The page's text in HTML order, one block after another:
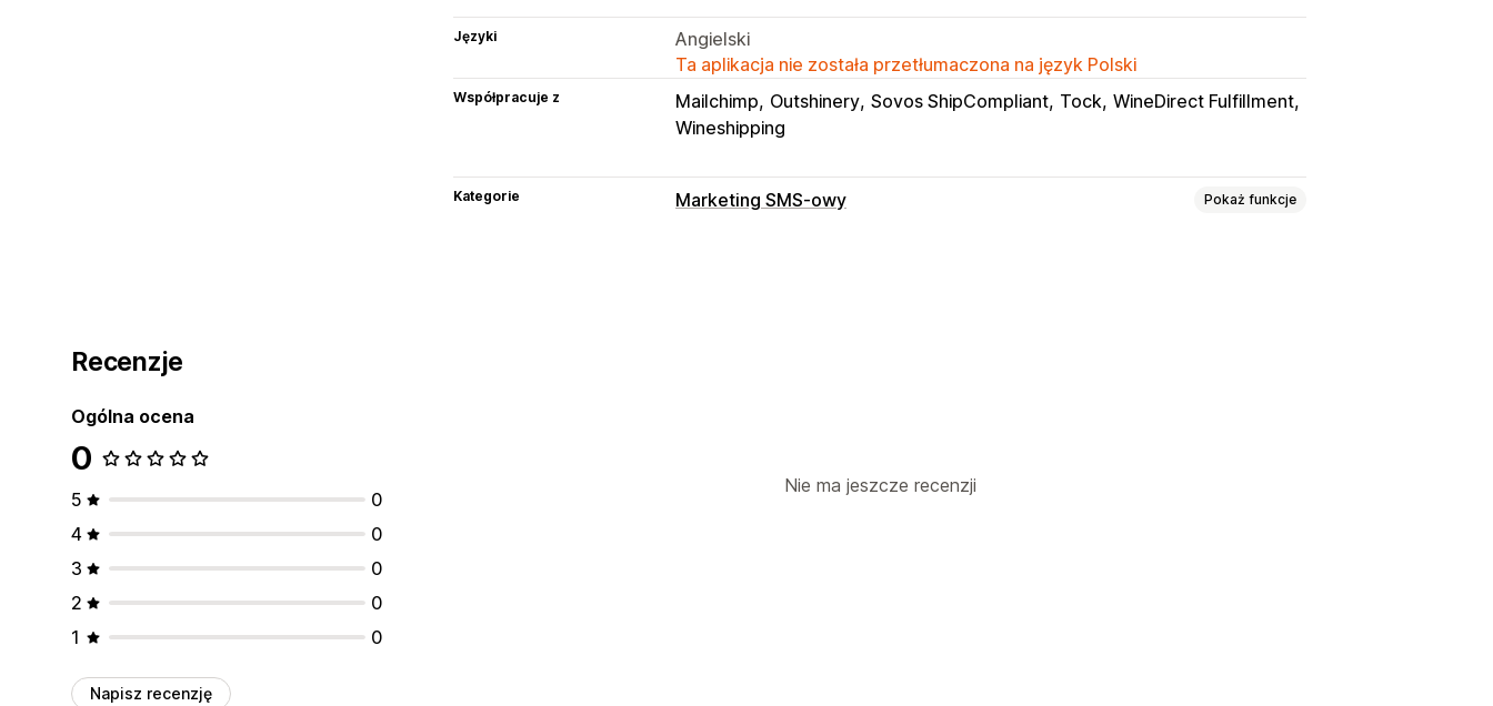
Języki
Angielski
Ta aplikacja nie została przetłumaczona na język Polski
Współpracuje z Mailchimp Outshinery Sovos ShipCompliant Tock WineDirect Fulfillment
Wineshipping
Kategorie Marketing SMS-owy Pokaż funkcje
Prośby o informację zwrotną
Potwierdzenia zamówienia
Recenzje
Ogólna ocena
0
5
0
4
0
3
0
2
0
1
0
Napisz recenzję
Nie ma jeszcze recenzji